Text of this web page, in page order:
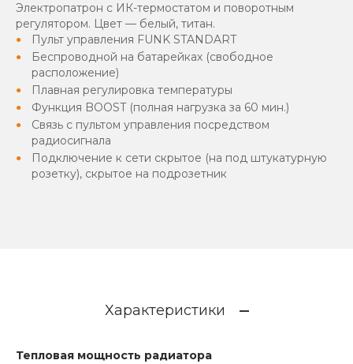
Электропатрон с ИК-термостатом и поворотным
регулятором. Цвет — белый, титан.
Пульт управления FUNK STANDART
Беспроводной на батарейках (свободное
расположение)
Плавная регулировка температуры
Функция BOOST (полная нагрузка за 60 мин.)
Связь с пультом управления посредством
радиосигнала
Подключение к сети скрытое (на под штукатурную
розетку), скрытое на подрозетник
Характеристики
Тепловая мощность радиатора